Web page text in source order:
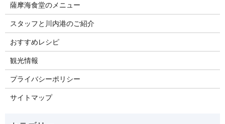
薩摩海食堂のメニュー
スタッフと川内港のご紹介
おすすめレシピ
観光情報
プライバシーポリシー
サイトマップ